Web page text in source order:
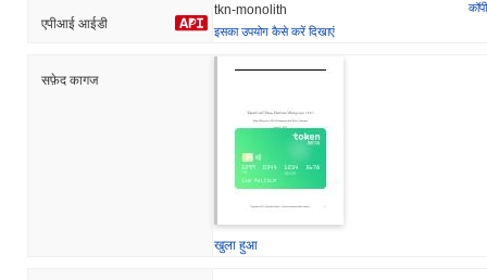
एपीआई आईडी
tkn-monolith
कॉपी
इसका उपयोग कैसे करें दिखाएं
सफ़ेद कागज
खुला हुआ